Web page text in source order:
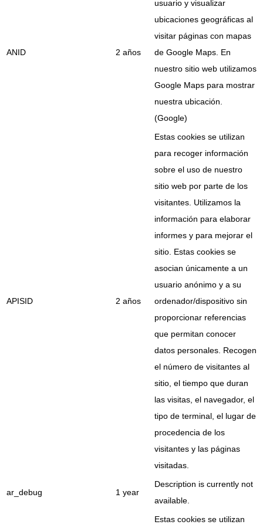
ANID 2 años
usuario y visualizar
ubicaciones geográficas al
visitar páginas con mapas
de Google Maps. En
nuestro sitio web utilizamos
Google Maps para mostrar
nuestra ubicación.
(Google)
APISID 2 años
Estas cookies se utilizan
para recoger información
sobre el uso de nuestro
sitio web por parte de los
visitantes. Utilizamos la
información para elaborar
informes y para mejorar el
sitio. Estas cookies se
asocian únicamente a un
usuario anónimo y a su
ordenador/dispositivo sin
proporcionar referencias
que permitan conocer
datos personales. Recogen
el número de visitantes al
sitio, el tiempo que duran
las visitas, el navegador, el
tipo de terminal, el lugar de
procedencia de los
visitantes y las páginas
visitadas.
ar_debug 1 year
Description is currently not
available.
Estas cookies se utilizan